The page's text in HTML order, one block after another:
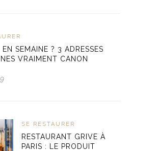
SEMAINE ? 3 ADRESSES
VRAIMENT CANON
SE RESTAURER
RESTAURANT GRIVE À
PARIS : LE PRODUIT